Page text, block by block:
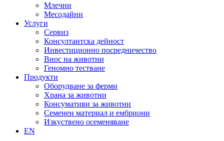
Млечни
Месодайни
Услуги
Сервиз
Консултантска дейност
Инвестиционно посредничество
Внос на животни
Геномно тестване
Продукти
Оборудване за ферми
Храна за животни
Консумативи за животни
Семенен материал и ембриони
Изкуствено осеменяване
EN